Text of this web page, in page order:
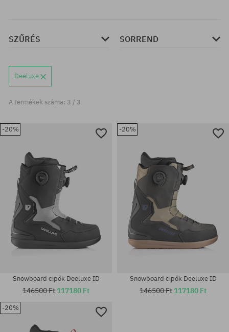
SZŰRÉS SORREND
Deeluxe
A termékek száma: 3 / 3
-20%
Snowboard cipők Deeluxe ID
146500 Ft 117180 Ft
-20%
Snowboard cipők Deeluxe ID
146500 Ft 117180 Ft
-20%